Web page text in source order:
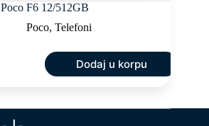
Poco F6 12/512GB
Poco,Telefoni
Dodaj u korpu